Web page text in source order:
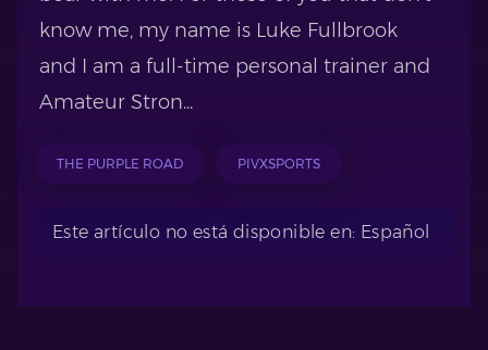
know me, my name is Luke Fullbrook
and I am a full-time personal trainer and
Amateur Stron...
THE PURPLE ROAD PIVXSPORTS
Este artículo no está disponible en: Español